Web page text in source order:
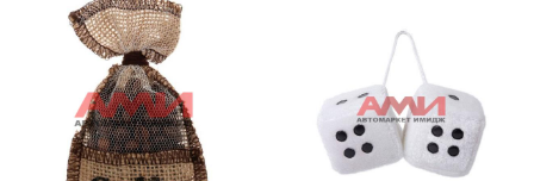
БЫСТРЫЙ ПРОСМОТР БЫСТРЫЙ ПРОСМОТР